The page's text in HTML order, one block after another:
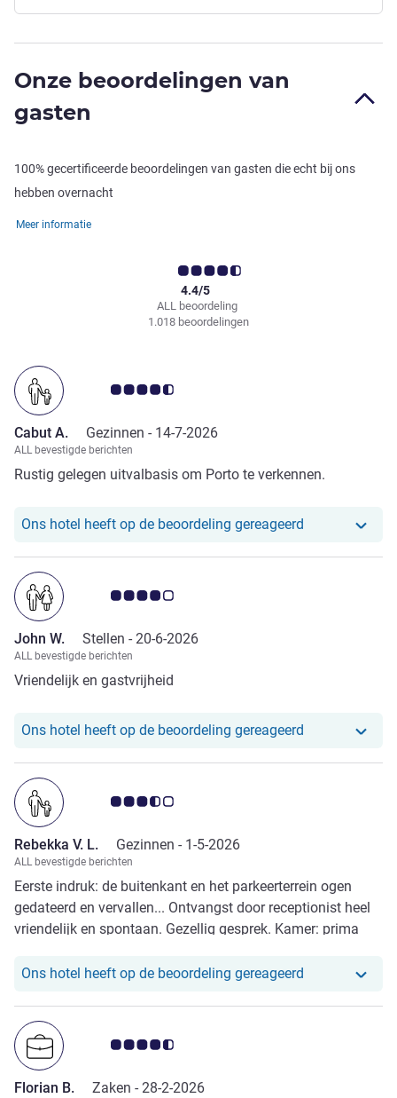
Onze beoordelingen van
gasten
100% gecertificeerde beoordelingen van gasten die echt bij ons
hebben overnacht
Meer informatie
ALL beoordeling
4.4/5
1.018 beoordelingen
Avis-klantbeoordeling 4.5/5
Cabut A. Gezinnen - 14-7-2026
ALL bevestigde berichten
Rustig gelegen uitvalbasis om Porto te verkennen.
Ons hotel heeft op de beoordeling gereageerd Ons hotel
Avis-klantbeoordeling 4.0/5
John W. Stellen - 20-6-2026
ALL bevestigde berichten
Vriendelijk en gastvrijheid
Ons hotel heeft op de beoordeling gereageerd Ons hotel
Avis-klantbeoordeling 3.5/5
Rebekka V. L. Gezinnen - 1-5-2026
ALL bevestigde berichten
Eerste indruk: de buitenkant en het parkeerterrein ogen
gedateerd en vervallen... Ontvangst door receptionist heel
vriendelijk en spontaan. Gezellig gesprek. Kamer: prima
verwacht V. de kamer die we hadden geboekt.
Ons hotel heeft op de beoordeling gereageerd Ons hotel
Avis-klantbeoordeling 4.5/5
Florian B. Zaken - 28-2-2026